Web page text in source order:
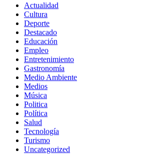
Actualidad
Cultura
Deporte
Destacado
Educación
Empleo
Entretenimiento
Gastronomía
Medio Ambiente
Medios
Música
Politica
Política
Salud
Tecnología
Turismo
Uncategorized